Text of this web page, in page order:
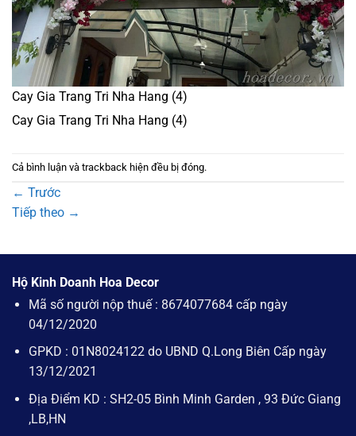
Cay Gia Trang Tri Nha Hang (4)
Cay Gia Trang Tri Nha Hang (4)
Cả bình luận và trackback hiện đều bị đóng.
← Trước
Tiếp theo →
Hộ Kinh Doanh Hoa Decor
Mã số người nộp thuế : 8674077684 cấp ngày
04/12/2020
GPKD : 01N8024122 do UBND Q.Long Biên Cấp ngày
13/12/2021
Địa Điểm KD : SH2-05 Bình Minh Garden , 93 Đức Giang
,LB,HN